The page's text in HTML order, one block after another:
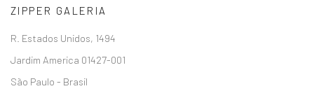
ZIPPER GALERIA
R. Estados Unidos, 1494
Jardim America 01427-001
São Paulo - Brasil